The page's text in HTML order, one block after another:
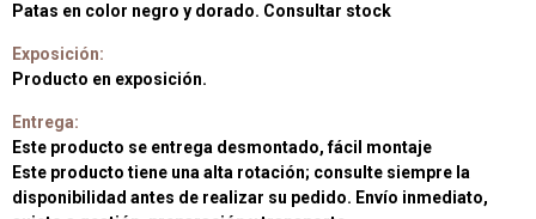
Patas en color negro y dorado. Consultar stock
Exposición:
Producto en exposición.
Entrega:
Este producto se entrega desmontado, fácil montaje
Este producto tiene una alta rotación; consulte siempre la
disponibilidad antes de realizar su pedido. Envío inmediato,